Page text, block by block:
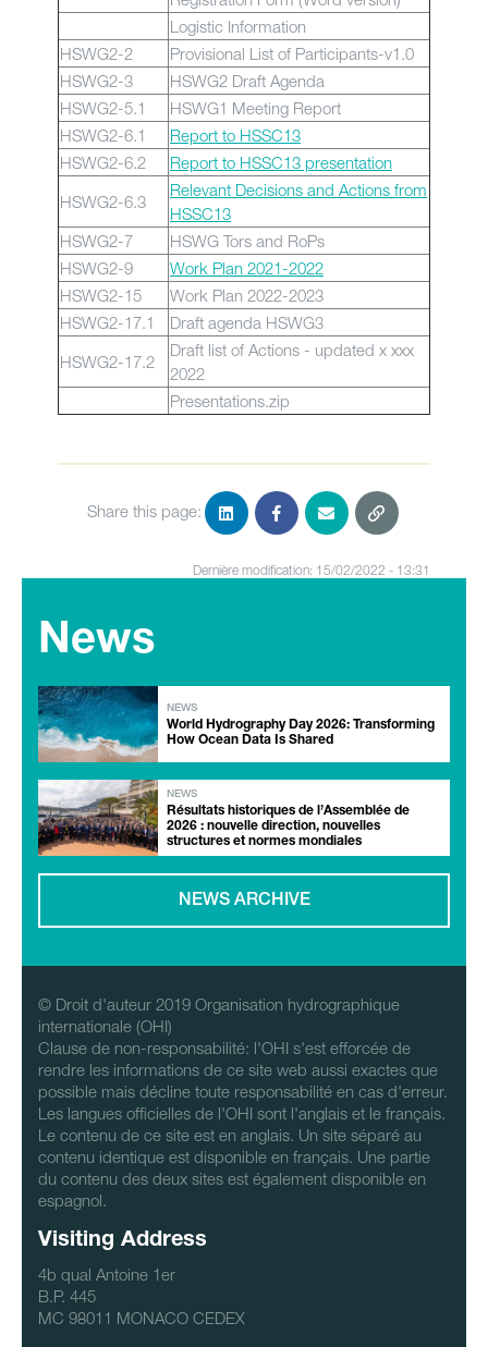
Logistic Information
HSWG2-2
Provisional List of Participants-v1.0
HSWG2-3
HSWG2 Draft Agenda
HSWG2-5.1
HSWG1 Meeting Report
HSWG2-6.1
Report to HSSC13
HSWG2-6.2
Report to HSSC13 presentation
HSWG2-6.3
Relevant Decisions and Actions from
HSSC13
HSWG2-7
HSWG Tors and RoPs
HSWG2-9
Work Plan 2021-2022
HSWG2-15
Work Plan 2022-2023
HSWG2-17.1
Draft agenda HSWG3
HSWG2-17.2
Draft list of Actions - updated x xxx
2022
Presentations.zip
Share this page:
Dernière modification: 15/02/2022 - 13:31
News
NEWS
World Hydrography Day 2026: Transforming
How Ocean Data Is Shared
NEWS
Résultats historiques de l’Assemblée de
2026 : nouvelle direction, nouvelles
structures et normes mondiales
NEWS ARCHIVE
© Droit d'auteur 2019 Organisation hydrographique
internationale (OHI)
Clause de non-responsabilité: l'OHI s'est efforcée de
rendre les informations de ce site web aussi exactes que
possible mais décline toute responsabilité en cas d'erreur.
Les langues officielles de l'OHI sont l'anglais et le français.
Le contenu de ce site est en anglais. Un site séparé au
contenu identique est disponible en français. Une partie
du contenu des deux sites est également disponible en
espagnol.
Visiting Address
4b qual Antoine 1er
B.P. 445
MC 98011 MONACO CEDEX